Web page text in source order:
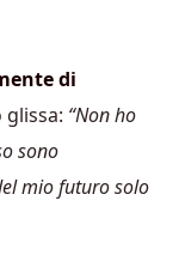
di
glissa: “Non ho
sono
mio futuro solo